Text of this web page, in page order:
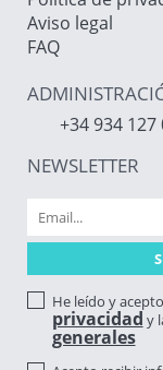
Aviso legal
FAQ
+34 934 127
NEWSLETTER
He leído y
privacidad y
generales